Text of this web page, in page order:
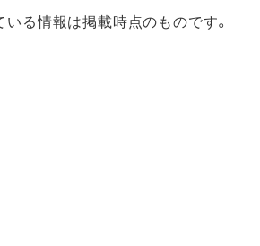
る情報は掲載時点のものです。